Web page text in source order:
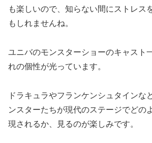
も楽しいので、知らない間にストレス
もしれませんね。
ユニバのモンスターショーのキャスト
れの個性が光っています。
ドラキュラやフランケンシュタインな
ンスターたちが現代のステージでどの
現されるか、見るのが楽しみです。